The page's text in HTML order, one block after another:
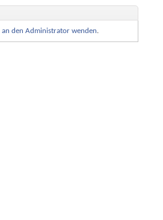
an den Administrator wenden.